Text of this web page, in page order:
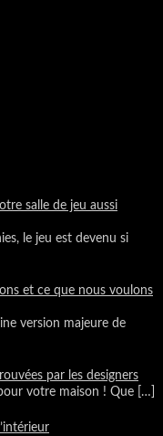
salle de jeu aussi
le jeu est devenu si
et ce que nous voulons
version majeure de
par les designers
votre maison ! Que
[…]